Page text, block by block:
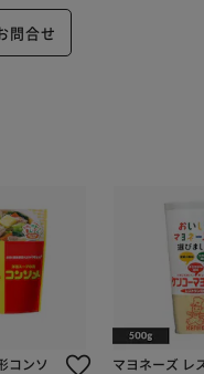
問合せ
コンソ
マヨネーズ レ